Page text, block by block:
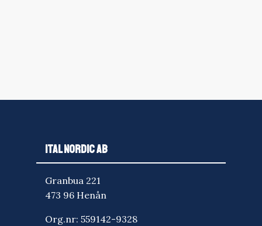
ITAL NORDIC AB
Granbua 221
473 96 Henån
Org.nr: 559142-9328